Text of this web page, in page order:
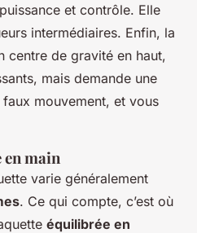
et contrôle. Elle
intermédiaires. Enfin, la
centre de gravité en haut,
mais demande une
mouvement, et vous
main
varie généralement
. Ce qui compte, c’est où
équilibrée en